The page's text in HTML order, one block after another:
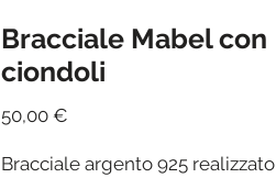
Bracciale Mabel con
ciondoli
50,00 €Prezzo
Bracciale argento 925 realizzato